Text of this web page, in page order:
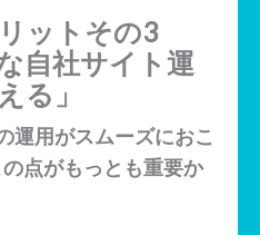
ットその3
自社サイト運
る」
運用がスムーズにおこ
点がもっとも重要か